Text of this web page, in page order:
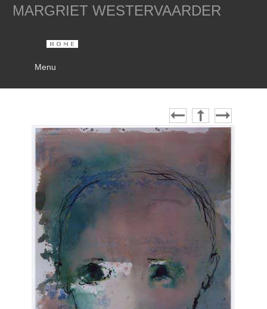
MARGRIET WESTERVAARDER
Menu